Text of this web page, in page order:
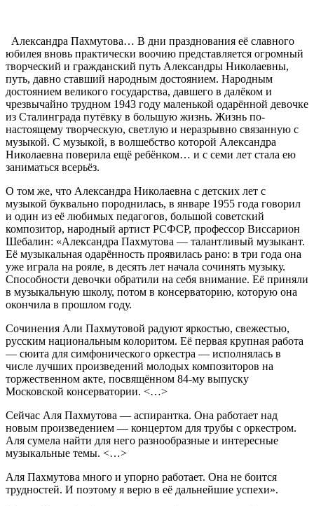
Александра Пахмутова… В дни празднования её славного
юбилея вновь практически воочию представляется огромный
творческий и гражданский путь Александры Николаевны,
путь, давно ставший народным достоянием. Народным
достоянием великого государства, давшего в далёком и
чрезвычайно трудном 1943 году маленькой одарённой девочке
из Сталинграда путёвку в большую жизнь. Жизнь по-
настоящему творческую, светлую и неразрывно связанную с
музыкой. С музыкой, в волшебство которой Александра
Николаевна поверила ещё ребёнком… и с семи лет стала ею
заниматься всерьёз.
О том же, что Александра Николаевна с детских лет с
музыкой буквально породнилась, в январе 1955 года говорил
и один из её любимых педагогов, большой советский
композитор, народный артист РСФСР, профессор Виссарион
Шебалин: «Александра Пахмутова — талантливый музыкант.
Её музыкальная одарённость проявилась рано: в три года она
уже играла на рояле, в десять лет начала сочинять музыку.
Способности девочки обратили на себя внимание. Её приняли
в музыкальную школу, потом в консерваторию, которую она
окончила в прошлом году.
Сочинения Али Пахмутовой радуют яркостью, свежестью,
русским национальным колоритом. Её первая крупная работа
— сюита для симфонического оркестра — исполнялась в
числе лучших произведений молодых композиторов на
торжественном акте, посвящённом 84-му выпуску
Московской консерватории. <…>
Сейчас Аля Пахмутова — аспирантка. Она работает над
новым произведением — концертом для трубы с оркестром.
Аля сумела найти для него разнообразные и интересные
музыкальные темы. <…>
Аля Пахмутова много и упорно работает. Она не боится
трудностей. И поэтому я верю в её дальнейшие успехи».